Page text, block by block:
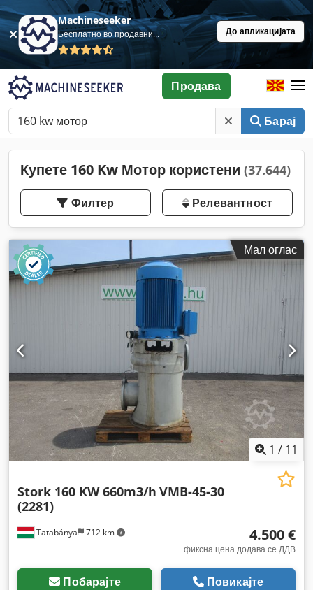
Machineseeker
Бесплатно во продавница До апликацијата
Барај
Продава
Купете 160 Kw Мотор користени (37.644)
Филтер Релевантност
Мал оглас
1 / 11
Tatabánya 712 km
Stork 160 KW 660m3/h VMB-45-30
(2281)
4.500 €
фиксна цена додава се ДДВ
Побарајте Повикајте